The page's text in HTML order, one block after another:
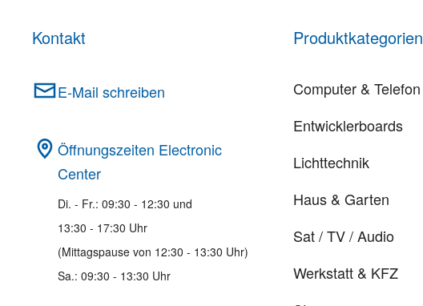
Kontakt
E-Mail schreiben
Öffnungszeiten Electronic
Center
Di. - Fr.: 09:30 - 12:30 und
13:30 - 17:30 Uhr
(Mittagspause von 12:30 - 13:30 Uhr)
Sa.: 09:30 - 13:30 Uhr
Produktkategorien
Computer & Telefon
Entwicklerboards
Lichttechnik
Haus & Garten
Sat / TV / Audio
Werkstatt & KFZ